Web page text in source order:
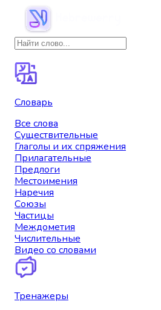
Словарь
Все слова
Существительные
Глаголы и их спряжения
Прилагательные
Предлоги
Местоимения
Наречия
Союзы
Частицы
Междометия
Числительные
Видео со словами
Тренажеры